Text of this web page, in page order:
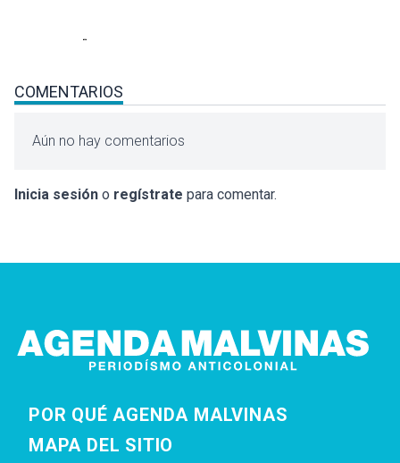
COMENTARIOS
Aún no hay comentarios
Inicia sesión o regístrate para comentar.
POR QUÉ AGENDA MALVINAS
MAPA DEL SITIO